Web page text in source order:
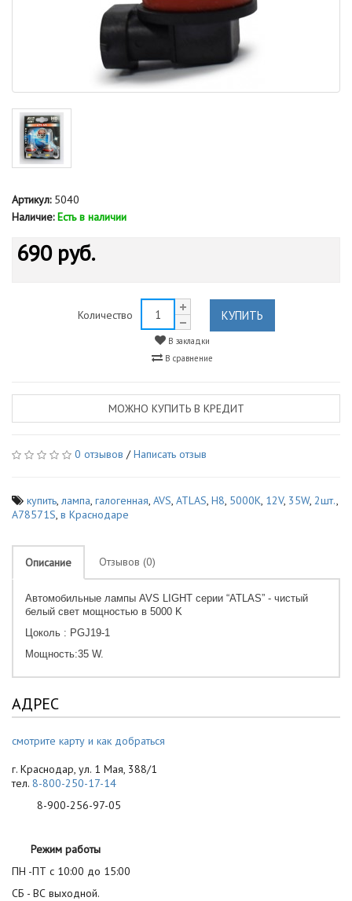
Артикул:5040
Наличие: Есть в наличии
690 руб.
Количество КУПИТЬ
В закладки
В сравнение
МОЖНО КУПИТЬ В КРЕДИТ
0 отзывов /Написать отзыв
купить, лампа, галогенная, AVS, ATLAS, H8, 5000K, 12V, 35W, 2шт.,
A78571S, в Краснодаре
Описание Отзывов (0)
Автомобильные лампы AVS LIGHT серии “ATLAS” - чистый
белый свет мощностью в 5000 K
Цоколь : PGJ19-1
Мощность:35 W.
АДРЕС
смотрите карту и как добраться
г. Краснодар, ул. 1 Мая, 388/1
тел. 8-800-250-17-14
8-900-256-97-05
Режим работы
ПН -ПТ с 10:00 до 15:00
СБ - ВС выходной.